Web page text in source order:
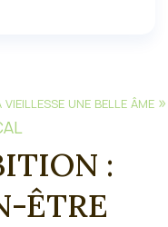
une belle âme »
:
ÊTRE